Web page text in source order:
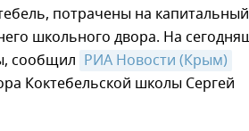
потрачены на капитальный
школьного двора. На
сообщил РИА Новости (Крым)
Коктебельской школы Сергей